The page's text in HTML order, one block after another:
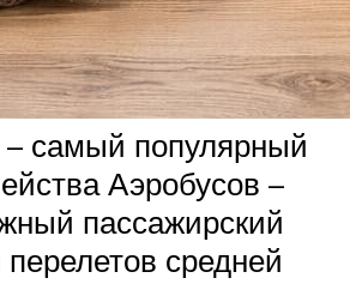
самый популярный
Аэробусов –
пассажирский
средней